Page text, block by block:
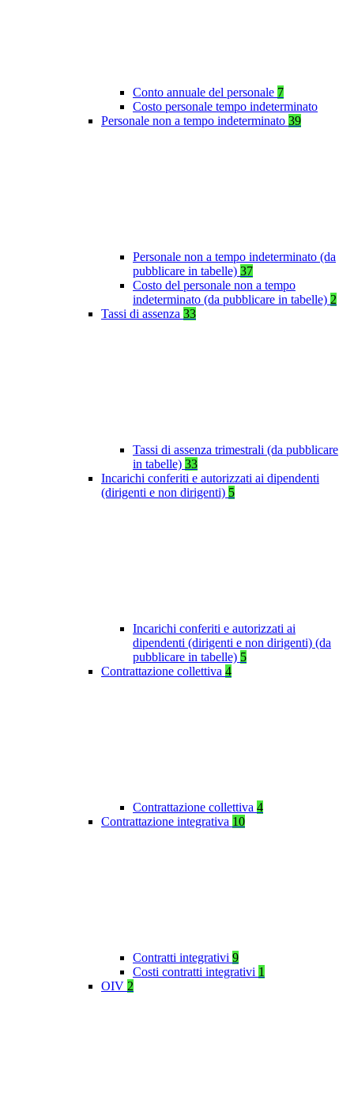
Conto annuale del personale 7
Costo personale tempo indeterminato
Personale non a tempo indeterminato 39
Personale non a tempo indeterminato (da
pubblicare in tabelle) 37
Costo del personale non a tempo
indeterminato (da pubblicare in tabelle) 2
Tassi di assenza 33
Tassi di assenza trimestrali (da pubblicare
in tabelle) 33
Incarichi conferiti e autorizzati ai dipendenti
(dirigenti e non dirigenti) 5
Incarichi conferiti e autorizzati ai
dipendenti (dirigenti e non dirigenti) (da
pubblicare in tabelle) 5
Contrattazione collettiva 4
Contrattazione collettiva 4
Contrattazione integrativa 10
Contratti integrativi 9
Costi contratti integrativi 1
OIV 2